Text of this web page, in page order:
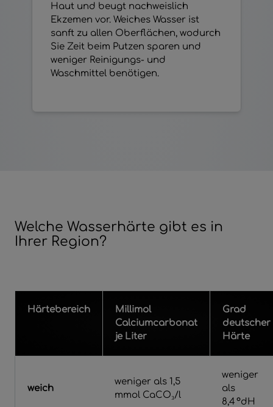
Haut und beugt nachweislich
Ekzemen vor. Weiches Wasser ist
sanft zu allen Oberflächen, wodurch
Sie Zeit beim Putzen sparen und
weniger Reinigungs- und
Waschmittel benötigen.
Welche Wasserhärte gibt es in
Ihrer Region?
Härtebereich
Millimol
Calciumcarbonat
je Liter
Grad
deutscher
Härte
weich
weniger als 1,5
mmol CaCO₃/l
weniger
als
8,4 °dH